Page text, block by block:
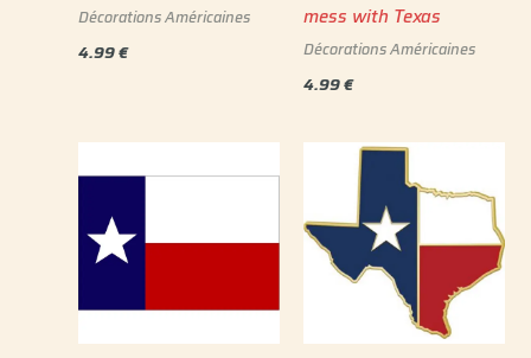
Décorations Américaines
4.99€
mess with Texas
Décorations Américaines
4.99€